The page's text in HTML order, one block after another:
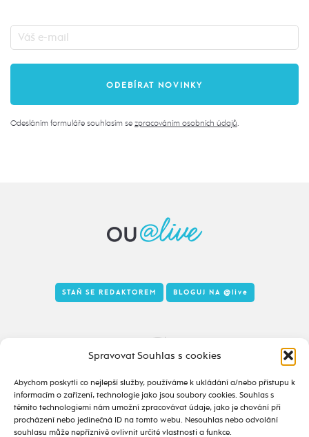
Spravovat Souhlas s cookies
Abychom poskytli co nejlepší služby, používáme k ukládání a/nebo přístupu k
informacím o zařízení, technologie jako jsou soubory cookies. Souhlas s
těmito technologiemi nám umožní zpracovávat údaje, jako je chování při
procházení nebo jedinečná ID na tomto webu. Nesouhlas nebo odvolání
souhlasu může nepříznivě ovlivnit určité vlastnosti a funkce.
Odesláním formuláře souhlasím se zpracováním osobních údajů
Tady to taky žije
STAŇ SE REDAKTOREM BLOGUJ NA @live